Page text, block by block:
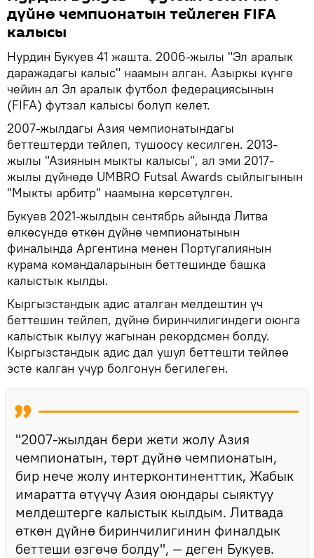
дүйнө чемпионатын тейлеген FIFA
калысы
Нурдин Букуев 41 жашта. 2006-жылы "Эл аралык
даражадагы калыс" наамын алган. Азыркы күнгө
чейин ал Эл аралык футбол федерациясынын
(FIFA) футзал калысы болуп келет.
2007-жылдагы Азия чемпионатындагы
беттештерди тейлеп, тушоосу кесилген. 2013-
жылы "Азиянын мыкты калысы", ал эми 2017-
жылы дүйнөдө UMBRO Futsal Awards сыйлыгынын
"Мыкты арбитр" наамына көрсөтүлгөн.
Букуев 2021-жылдын сентябрь айында Литва
өлкөсүндө өткөн дүйнө чемпионатынын
финалында Аргентина менен Португалиянын
курама командаларынын беттешинде башка
калыстык кылды.
Кыргызстандык адис аталган мелдештин үч
беттешин тейлеп, дүйнө биринчилигиндеги оюнга
калыстык кылуу жагынан рекордсмен болду.
Кыргызстандык адис дал ушул беттешти тейлөө
эсте калган учур болгонун бегилеген.
"2007-жылдан бери жети жолу Азия
чемпионатын, төрт дүйнө чемпионатын,
бир нече жолу интерконтиненттик, Жабык
имаратта өтүүчү Азия оюндары сыяктуу
мелдештерге калыстык кылдым. Литвада
өткөн дүйнө биринчилигинин финалдык
беттеши өзгөчө болду", — деген Букуев.